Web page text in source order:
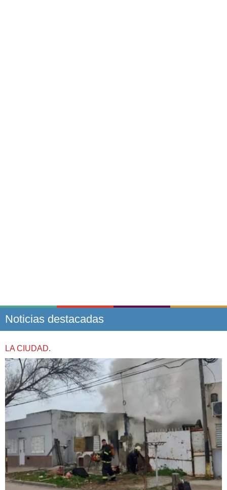
Noticias destacadas
LA CIUDAD.